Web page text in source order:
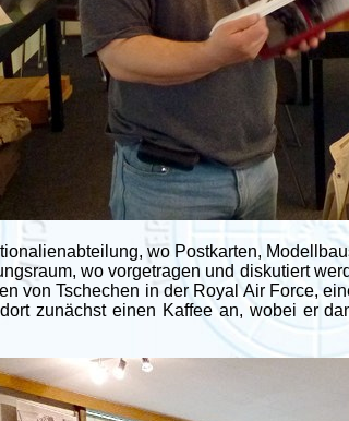
wo Postkarten,
wo vorgetragen und diskutiert
von Tschechen in der Royal Air Force,
zunächst einen Kaffee an, wobei er